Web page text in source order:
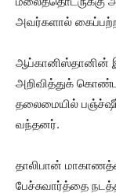
அவர்களால் கைப்பற்ற
ஆப்கானிஸ்தானின்
அறிவித்துக்
தலைமையில்
வந்தனர்.
தாலிபான்
பேச்சுவார்த்தை